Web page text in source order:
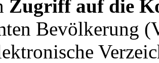
Zugriff auf die
Bevölkerung